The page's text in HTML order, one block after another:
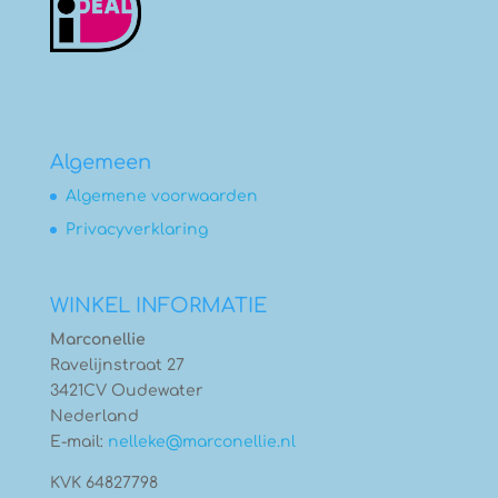
Algemeen
Algemene voorwaarden
Privacyverklaring
WINKEL INFORMATIE
Marconellie
Ravelijnstraat 27
3421CV Oudewater
Nederland
E-mail: nelleke@marconellie.nl
KVK 64827798